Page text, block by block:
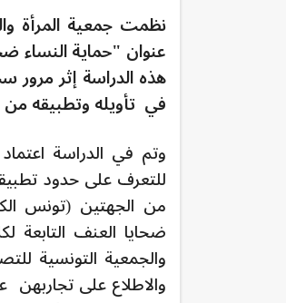
عنوان "حماية النساء
في تأويله وتطبيقه من
وتم في الدراسة
للتعرف على حدود
من الجهتين (تونس
ضحايا العنف التابعة
والجمعية التونسية
والاطلاع على